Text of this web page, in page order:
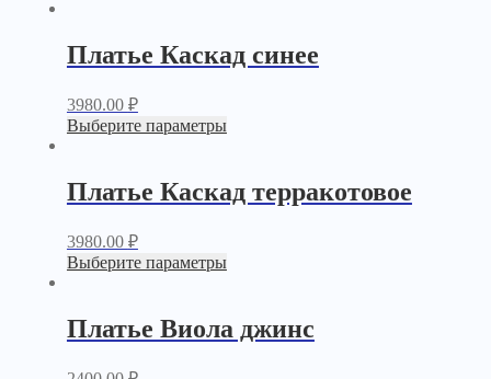
Платье Каскад синее
3980.00 ₽
Выберите параметры
Платье Каскад терракотовое
3980.00 ₽
Выберите параметры
Платье Виола джинс